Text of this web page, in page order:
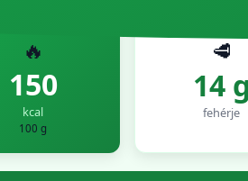
🔥
150
kcal
100 g
🥩
14 g
fehérje